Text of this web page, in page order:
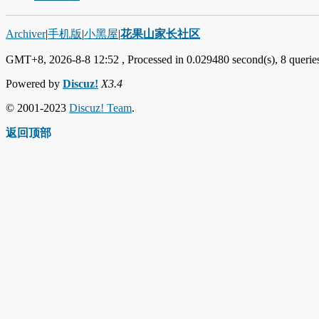
Archiver|手机版|小黑屋|花果山家长社区
GMT+8, 2026-8-8 12:52 , Processed in 0.029480 second(s), 8
Powered by Discuz! X3.4
© 2001-2023 Discuz! Team.
返回顶部